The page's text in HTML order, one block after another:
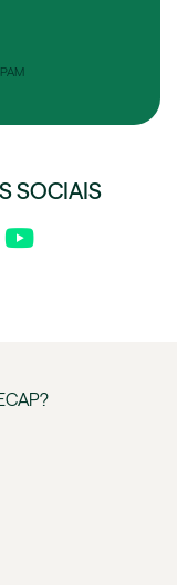
SOCIAIS
?